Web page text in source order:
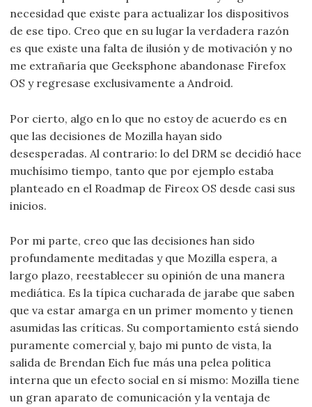
necesidad que existe para actualizar los dispositivos
de ese tipo. Creo que en su lugar la verdadera razón
es que existe una falta de ilusión y de motivación y no
me extrañaría que Geeksphone abandonase Firefox
OS y regresase exclusivamente a Android.
Por cierto, algo en lo que no estoy de acuerdo es en
que las decisiones de Mozilla hayan sido
desesperadas. Al contrario: lo del DRM se decidió hace
muchísimo tiempo, tanto que por ejemplo estaba
planteado en el Roadmap de Fireox OS desde casi sus
inicios.
Por mi parte, creo que las decisiones han sido
profundamente meditadas y que Mozilla espera, a
largo plazo, reestablecer su opinión de una manera
mediática. Es la típica cucharada de jarabe que saben
que va estar amarga en un primer momento y tienen
asumidas las críticas. Su comportamiento está siendo
puramente comercial y, bajo mi punto de vista, la
salida de Brendan Eich fue más una pelea politica
interna que un efecto social en sí mismo: Mozilla tiene
un gran aparato de comunicación y la ventaja de